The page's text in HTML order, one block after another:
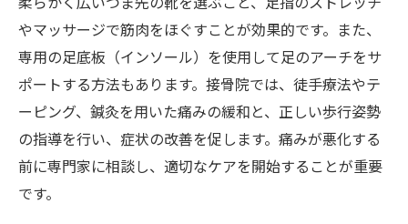
やマッサージで筋肉をほぐすことが効果的です。また、
専用の足底板（インソール）を使用して足のアーチをサ
ポートする方法もあります。接骨院では、徒手療法やテ
ーピング、鍼灸を用いた痛みの緩和と、正しい歩行姿勢
の指導を行い、症状の改善を促します。痛みが悪化する
前に専門家に相談し、適切なケアを開始することが重要
です。